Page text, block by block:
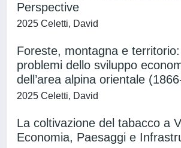
Perspective
2025 Celetti, David
Foreste, montagna e
problemi dello sviluppo
dell’area alpina orientale
2025 Celetti, David
La coltivazione del tabacco a
Economia, Paesaggi e